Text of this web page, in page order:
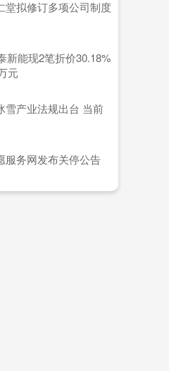
堂拟修订多项公司制度
新能现2笔折价30.18%
元
雪产业法规出台 当前
服务网发布关停公告